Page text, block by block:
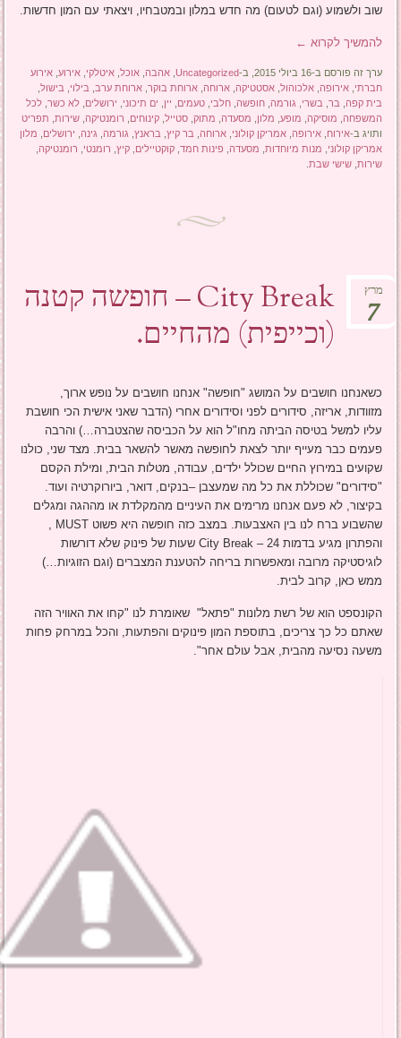
שוב ולשמוע (וגם לטעום) מה חדש במלון ובמטבחיו, ויצאתי עם המון חדשות.
להמשיך לקרוא ←
ערך זה פורסם ב-16 ביולי 2015, ב- Uncategorized
,אהבה ,אוכל ,איטלקי ,אירוע ,אירוע
חברתי ,אירופה ,אלכוהול ,אסטטיקה ,ארוחה ,ארוחת בוקר ,ארוחת ערב בילוי בישול
בית קפה בר בשרי גורמה ,חופשה ,חלבי ,טעמים יין ים תיכוני ירושלים ,לא כשר ,לכל
המשפחה מוסיקה מופע מלון מסעדה מתוק ,סטייל ,קינוחים רומנטיקה ,שירות תפריט
ותויג ב-אירוח ,אירופה ,אמריקן קולוני ,ארוחה בר קיץ בראנץ גורמה גינה ירושלים
מלון
אמריקן קולוני
מנות מיוחדות מסעדה פינות חמד ,קוקטיילים ,קיץ רומנטי רומנטיקה
שירות ,שישי שבת
City Break – חופשה קטנה
(וכייפית) מהחיים.
מרץ
7
כשאנחנו חושבים על המושג "חופשה" אנחנו חושבים על נופש ארוך,
מזוודות, אריזה, סידורים לפני וסידורים אחרי (הדבר שאני אישית הכי חושבת
עליו למשל בטיסה הביתה מחו"ל הוא על הכביסה שהצטברה…) והרבה
פעמים כבר מעייף יותר לצאת לחופשה מאשר להשאר בבית. מצד שני, כולנו
שקועים במירוץ החיים שכולל ילדים, עבודה, מטלות הבית, ומילת הקסם
"סידורים" שכוללת את כל מה שמעצבן –בנקים, דואר, ביורוקרטיה ועוד.
בקיצור, לא פעם אנחנו מרימים את העיניים מהמקלדת או מההגה ומגלים
והפתרון מגיע בדמות City Break – 24 שעות של פינוק שלא דורשות
לוגיסטיקה מרובה ומאפשרות בריחה להטענת המצברים (וגם הזוגיות…)
ממש כאן, קרוב לבית.
הקונספט הוא של רשת מלונות "פתאל" שאומרת לנו "קחו את האוויר הזה
שאתם כל כך צריכים, בתוספת המון פינוקים והפתעות, והכל במרחק פחות
משעה נסיעה מהבית, אבל עולם אחר".